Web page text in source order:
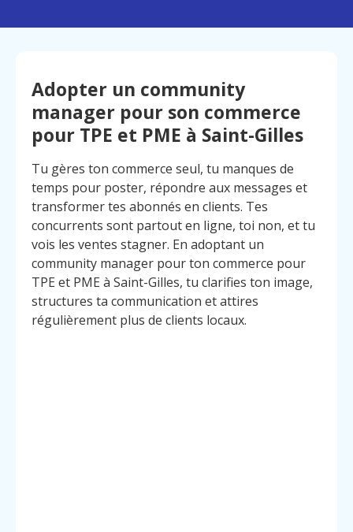
Adopter un community
manager pour son commerce
pour TPE et PME à Saint-Gilles
Tu gères ton commerce seul, tu manques de
temps pour poster, répondre aux messages et
transformer tes abonnés en clients. Tes
concurrents sont partout en ligne, toi non, et tu
vois les ventes stagner. En adoptant un
community manager pour ton commerce pour
TPE et PME à Saint-Gilles, tu clarifies ton image,
structures ta communication et attires
régulièrement plus de clients locaux.